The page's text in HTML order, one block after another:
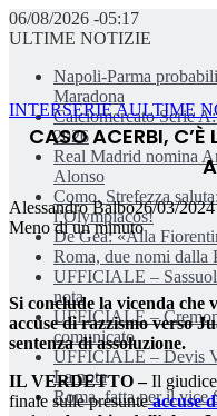
06/08/2026 -05:17
ULTIME NOTIZIE
Napoli-Parma
Maradona
Calciomercato Serie
2026
Real Madrid nomina
Alonso
Como, Strefezza
l’Olympiacos!
De Gea: «Alla
Roma, due nomi dalla
UFFICIALE –
nota
UFFICIALE –
comunicato
UFFICIALE – Devis
La nota
Roma, fatta per il vice
INTERSERIE AULTIME
CASO ACERBI, C’È
Alessandro Balbo26/03/
Meno di un minuto
Si conclude la vicenda che
accuse di razzismo verso
sentenza di assoluzione.
IL VERDETTO –Il giudice
finale sulle presunteaccuse